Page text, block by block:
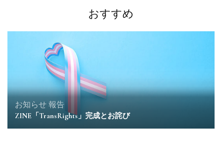
おすすめ
お知らせ報告
ZINE「TransRights」完成とお詫び